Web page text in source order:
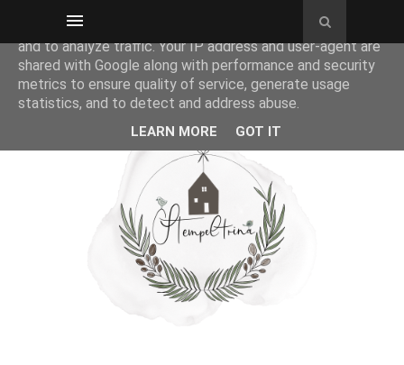
This site uses cookies from Google to deliver its services
and to analyze traffic. Your IP address and user-agent are
shared with Google along with performance and security
metrics to ensure quality of service, generate usage
statistics, and to detect and address abuse.
LEARN MORE GOT IT